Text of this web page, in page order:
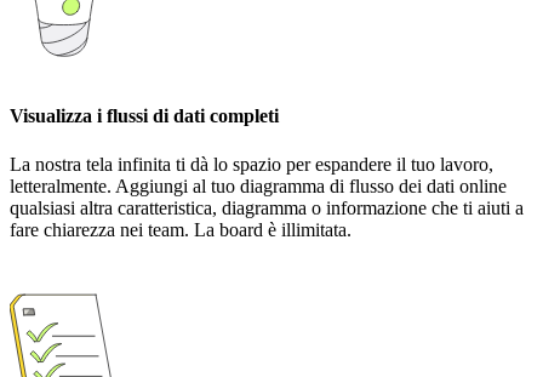
Visualizza i flussi di dati completi
La nostra tela infinita ti dà lo spazio per espandere il tuo lavoro,
letteralmente. Aggiungi al tuo diagramma di flusso dei dati online
qualsiasi altra caratteristica, diagramma o informazione che ti aiuti a
fare chiarezza nei team. La board è illimitata.